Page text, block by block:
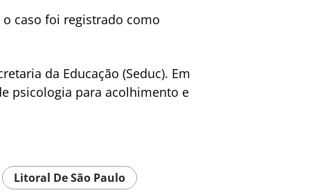
o caso foi registrado como
da Educação (Seduc). Em
psicologia para acolhimento e
Litoral De São Paulo